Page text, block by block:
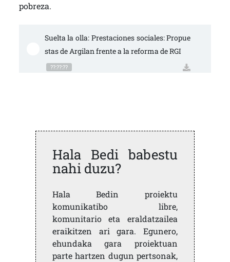
pobreza.
Suelta la olla: Prestaciones sociales: Propue
stas de Argilan frente a la reforma de RGI
??:??:??
Hala Bedi babestu
nahi duzu?
Hala Bedin proiektu
komunikatibo libre,
komunitario eta eraldatzailea
eraikitzen ari gara. Egunero,
ehundaka gara proiektuan
parte hartzen dugun pertsonak,